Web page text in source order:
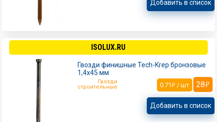
Добавить в список
ISOLUX.RU
Гвозди финишные Tech-Krep бронзовые
1,4х45 мм
Гвозди
строительные
0.71 / шт 28
Добавить в список